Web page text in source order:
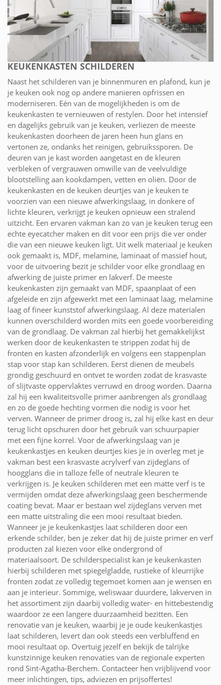
KEUKENKASTEN SCHILDEREN
Naast het schilderen van je binnenmuren en plafond, kun je
je keuken ook nog op andere manieren opfrissen en
moderniseren. Eén van de mogelijkheden is om de
keukenkasten te vernieuwen of restylen. Door het intensief
en dagelijks gebruik van je keuken, verliezen de meeste
keukenkasten doorheen de jaren heen hun glans en
vertonen ze, ondanks het reinigen, gebruikssporen. De
deuren van je kast worden aangetast en de kleuren
verbleken of vergrauwen omwille van de veelvuldige
blootstelling aan kookdampen, vetten en oliën. Door de
keukenkasten en de keuken deurtjes van je keuken te
voorzien van een nieuwe afwerkingslaag, in donkere of
lichte kleuren, verkrijgt je keuken opnieuw een stralend
uitzicht. Een ervaren vakman kan zo van je keuken terug een
echte eyecatcher maken en dit voor een prijs die ver onder
die van een nieuwe keuken ligt. Uit welk materiaal je keuken
ook gemaakt is, MDF, melamine, laminaat of massief hout,
voor de uitvoering bezit je schilder voor elke grondlaag en
afwerking de juiste primer en lakverf. De meeste
keukenkasten zijn gemaakt van MDF, spaanplaat of een
afgeleide en zijn afgewerkt met een laminaat laag, melamine
laag of fineer kunststof afwerkingslaag. Al deze materialen
kunnen overschilderd worden mits een goede voorbereiding
van de grondlaag. De vakman zal hierbij het gemakkelijkst
werken door de keukenkasten te strippen zodat hij de
fronten en kasten afzonderlijk en volgens een stappenplan
stap voor stap kan schilderen. Eerst dienen de meubels
grondig geschuurd en ontvet te worden zodat de krasvaste
of slijtvaste oppervlaktes verruwd en droog worden. Daarna
zal hij een kwaliteitsvolle primer aanbrengen als grondlaag
en zo de goede hechting vormen die nodig is voor het
verven. Wanneer de primer droog is, zal hij elke kast en deur
terug licht opschuren door het gebruik van schuurpapier
met een fijne korrel. Voor de afwerkingslaag van je
keukenkastjes en keuken deurtjes kies je in overleg met je
vakman best een krasvaste acrylverf van zijdeglans of
hoogglans die in talloze felle of neutrale kleuren te
verkrijgen is. Je keuken schilderen met een matte verf is te
vermijden omdat deze afwerkingslaag geen beschermende
coating bevat. Maar er bestaan wel zijdeglans verven met
een matte uitstraling die een mooi resultaat bieden.
Wanneer je je keukenkastjes laat schilderen door een
erkende schilder, ben je zeker dat hij de juiste primer en verf
producten zal kiezen voor elke ondergrond of
materiaalsoort. De schilderspecialist kan je keukenkasten
hierbij schilderen met spiegelgladde, rustieke of kleurrijke
fronten zodat ze volledig tegemoet komen aan je wensen en
aan je interieur. Sommige, weliswaar duurdere, lakverven in
het assortiment zijn daarbij volledig water- en hittebestendig
waardoor ze een langere duurzaamheid bezitten. Een
renovatie van je keuken, waarbij je je oude keukenkastjes
laat schilderen, levert dan ook steeds een verbluffend en
mooi resultaat op. Overtuig jezelf en bekijk de talrijke
kunstzinnige keuken renovaties van de regionale experten
rond Sint-Agatha-Berchem. Contacteer hen vrijblijvend voor
meer inlichtingen, tips, adviezen en prijsoffertes!